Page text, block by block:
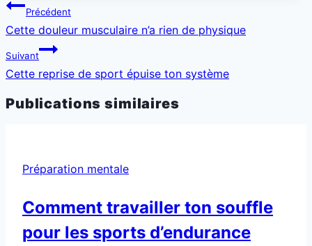
Navigation
de
l’article
Précédent
Cette douleur musculaire n’a rien de physique
Suivant
Cette reprise de sport épuise ton système
Publications similaires
Préparation mentale
Comment travailler ton souffle
pour les sports d’endurance